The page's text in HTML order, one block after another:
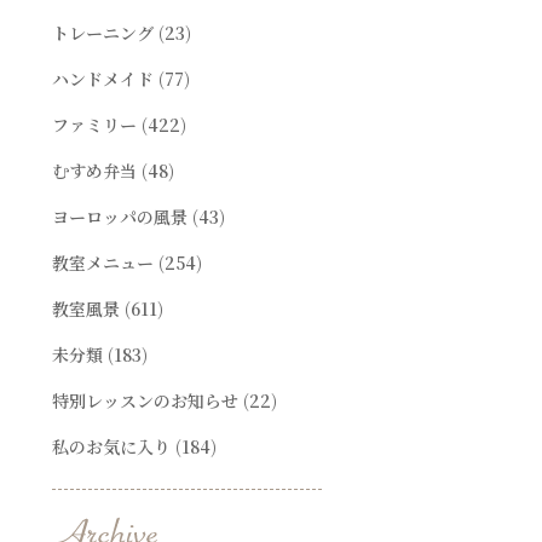
トレーニング(23)
ハンドメイド (77)
ファミリー (422)
むすめ弁当 (48)
ヨーロッパの風景 (43)
教室メニュー (254)
教室風景 (611)
未分類(183)
特別レッスンのお知らせ (22)
私のお気に入り (184)